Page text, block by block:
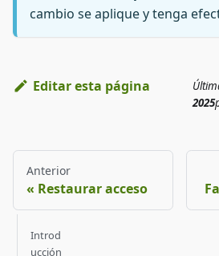
cambio se aplique y tenga
Editar esta página
2025
Anterior
Restaurar acceso
Introd
ucción